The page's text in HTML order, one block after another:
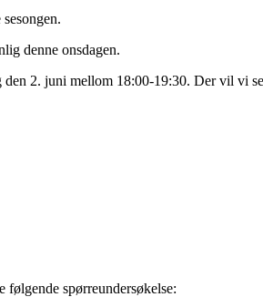
denne onsdagen.
2. juni mellom 18:00-19:30. Der vil vi
følgende spørreundersøkelse: